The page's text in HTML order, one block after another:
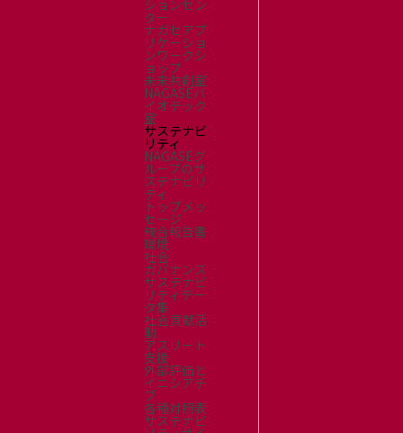
ションセン
ター
ナガセアプ
リケーショ
ンワークシ
ョップ
未来共創室
NAGASEバ
イオテック
室
サステナビ
リティ
NAGASEグ
ループのサ
ステナビリ
ティ
トップメッ
セージ
統合報告書
環境
社会
ガバナンス
サステナビ
リティデー
タ集
社会貢献活
動
アスリート
支援
外部評価と
イニシアチ
ブ
各種対照表
サステナビ